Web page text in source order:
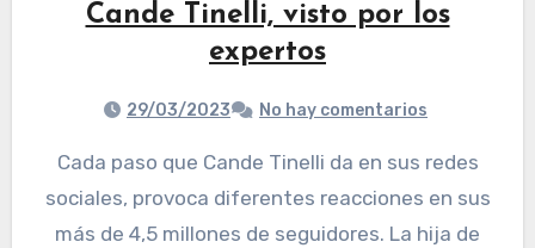
Cande Tinelli, visto por los
expertos
29/03/2023 No hay comentarios
Cada paso que Cande Tinelli da en sus redes
sociales, provoca diferentes reacciones en sus
más de 4,5 millones de seguidores. La hija de